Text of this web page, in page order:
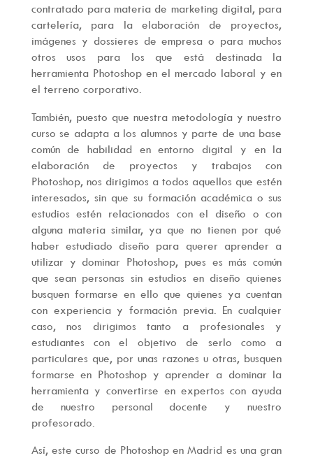
contratado para materia de marketing digital, para
cartelería, para la elaboración de proyectos,
imágenes y dossieres de empresa o para muchos
otros usos para los que está destinada la
herramienta Photoshop en el mercado laboral y en
el terreno corporativo.
También, puesto que nuestra metodología y nuestro
curso se adapta a los alumnos y parte de una base
común de habilidad en entorno digital y en la
elaboración de proyectos y trabajos con
Photoshop, nos dirigimos a todos aquellos que estén
interesados, sin que su formación académica o sus
estudios estén relacionados con el diseño o con
alguna materia similar, ya que no tienen por qué
haber estudiado diseño para querer aprender a
utilizar y dominar Photoshop, pues es más común
que sean personas sin estudios en diseño quienes
busquen formarse en ello que quienes ya cuentan
con experiencia y formación previa. En cualquier
caso, nos dirigimos tanto a profesionales y
estudiantes con el objetivo de serlo como a
particulares que, por unas razones u otras, busquen
formarse en Photoshop y aprender a dominar la
herramienta y convertirse en expertos con ayuda
de nuestro personal docente y nuestro
profesorado.
Así, este curso de Photoshop en Madrid es una gran